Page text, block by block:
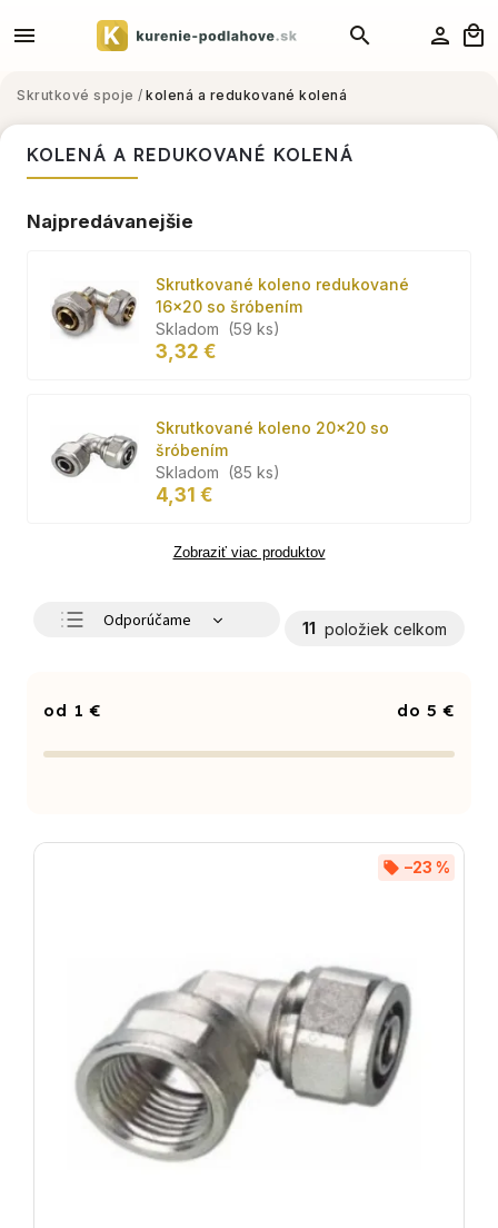
Skrutkové spoje / kolená a redukované kolená
KOLENÁ A REDUKOVANÉ KOLENÁ
Najpredávanejšie
Skrutkované koleno redukované
16x20 so šróbením
Skladom (59 ks)
3,32 €
Skrutkované koleno 20x20 so
šróbením
Skladom (85 ks)
4,31 €
Zobraziť viac produktov
Odporúčame
Abecedne
11 položiek celkom
1 € 5 €
–23 %